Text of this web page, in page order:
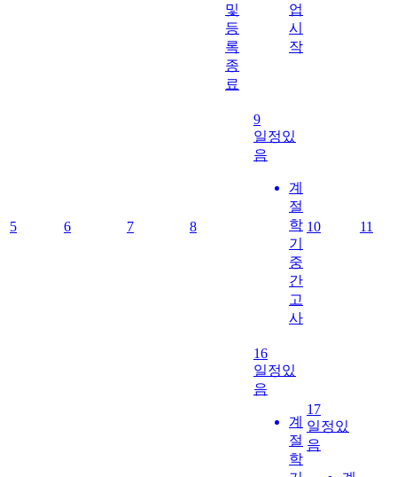
및
등
록
종
료
업
시
작
5 6 7 8
9
일정있
음
계
절
학
기
중
간
고
사
10 11
16
일정있
음
계
절
학
17
일정있
음